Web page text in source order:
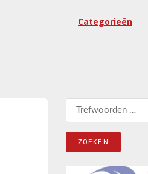
Categorieën
Zoeken naar: